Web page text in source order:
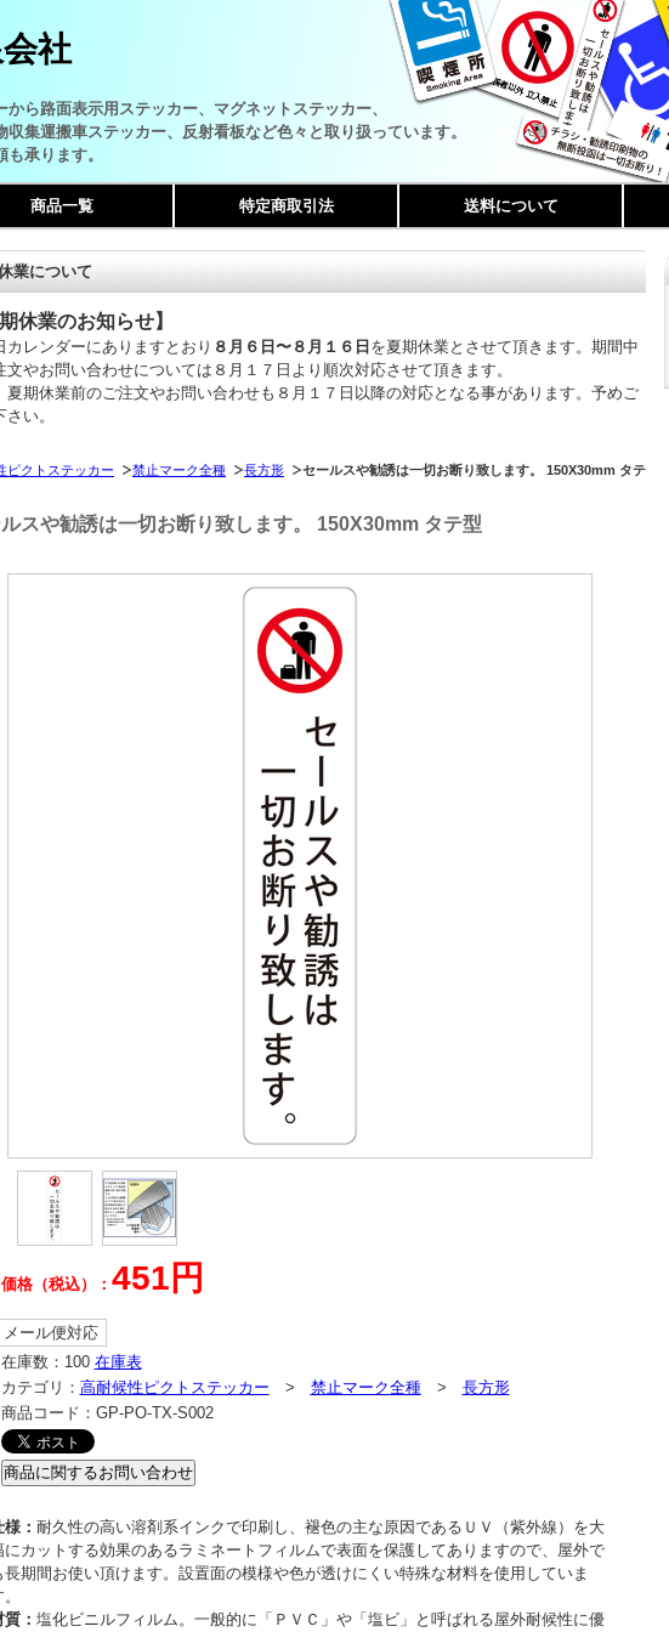
社
ら路面表示用ステッカー、マグネットステッカー、
集運搬車ステッカー、反射看板など色々と取り扱っています。
承ります。
商品一覧 特定商取引法 送料について
業について
期休業のお知らせ】
カレンダーにありますとおり ８月６日〜８月１６日 を夏期休業とさせて頂きます。期間中
文やお問い合わせについては８月１７日より順次対応させて頂きます。
夏期休業前のご注文やお問い合わせも８月１７日以降の対応となる事があります。予めご
い。
ピクトステッカー 禁止マーク全種 長方形
セールスや勧誘は一切お断り致します。 150X30mm タテ
スや勧誘は一切お断り致します。 150X30mm タテ型
価格（税込）： 451円
メール便対応
在庫数： 100 在庫表
カテゴリ： 高耐候性ピクトステッカー > 禁止マーク全種> 長方形
商品コード： GP-PO-TX-S002
様： 耐久性の高い溶剤系インクで印刷し、褪色の主な原因であるＵＶ（紫外線）を大
にカットする効果のあるラミネートフィルムで表面を保護してありますので、屋外で
長期間お使い頂けます。設置面の模様や色が透けにくい特殊な材料を使用していま
質： 塩化ビニルフィルム。一般的に「ＰＶＣ」や「塩ビ」と呼ばれる屋外耐候性に優